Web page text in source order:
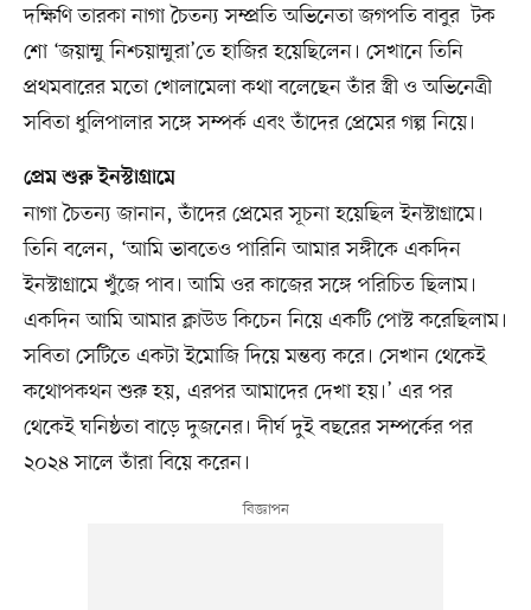
দক্ষিণি তারকা নাগা চৈতন্য সম্প্রতি অভিনেতা জগপতি বাবুর টক
শো ‘জয়াম্মু নিশ্চয়াম্মুরা’তে হাজির হয়েছিলেন। সেখানে তিনি
প্রথমবারের মতো খোলামেলা কথা বলেছেন তাঁর স্ত্রী ও অভিনেত্রী
সবিতা ধুলিপালার সঙ্গে সম্পর্ক এবং তাঁদের প্রেমের গল্প নিয়ে।
প্রেম শুরু ইনস্টাগ্রামে
নাগা চৈতন্য জানান, তাঁদের প্রেমের সূচনা হয়েছিল ইনস্টাগ্রামে।
তিনি বলেন, ‘আমি ভাবতেও পারিনি আমার সঙ্গীকে একদিন
ইনস্টাগ্রামে খুঁজে পাব। আমি ওর কাজের সঙ্গে পরিচিত ছিলাম।
একদিন আমি আমার ক্লাউড কিচেন নিয়ে একটি পোস্ট করেছিলাম।
সবিতা সেটিতে একটা ইমোজি দিয়ে মন্তব্য করে। সেখান থেকেই
কথোপকথন শুরু হয়, এরপর আমাদের দেখা হয়।’ এর পর
থেকেই ঘনিষ্ঠতা বাড়ে দুজনের। দীর্ঘ দুই বছরের সম্পর্কের পর
২০২৪ সালে তাঁরা বিয়ে করেন।